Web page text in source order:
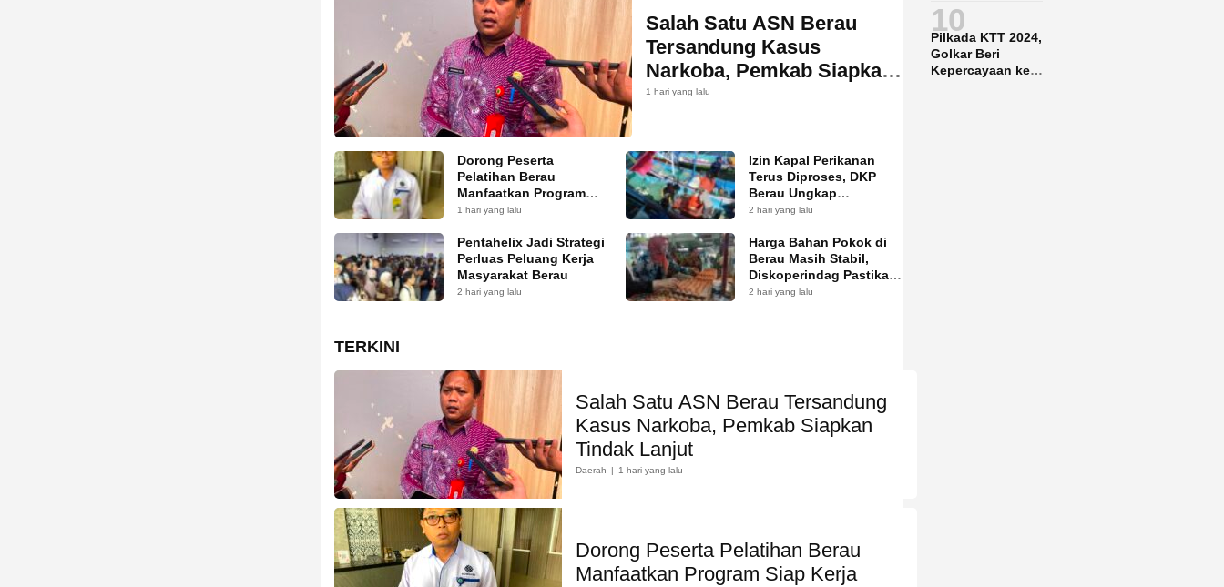
Salah Satu ASN Berau
Tersandung Kasus
Narkoba, Pemkab Siapkan
Tindak Lanjut
1 hari yang lalu
Dorong Peserta
Pelatihan Berau
Manfaatkan Program
Siap Kerja
1 hari yang lalu
Izin Kapal Perikanan
Terus Diproses, DKP
Berau Ungkap
Kendalanya
2 hari yang lalu
Pentahelix Jadi Strategi
Perluas Peluang Kerja
Masyarakat Berau
2 hari yang lalu
Harga Bahan Pokok di
Berau Masih Stabil,
Diskoperindag Pastikan
Pasokan Aman
2 hari yang lalu
TERKINI
Salah Satu ASN Berau Tersandung
Kasus Narkoba, Pemkab Siapkan
Tindak Lanjut
Daerah 1 hari yang lalu
Dorong Peserta Pelatihan Berau
Manfaatkan Program Siap Kerja
Dipromosikan
10
Pilkada KTT 2024,
Golkar Beri
Kepercayaan ke